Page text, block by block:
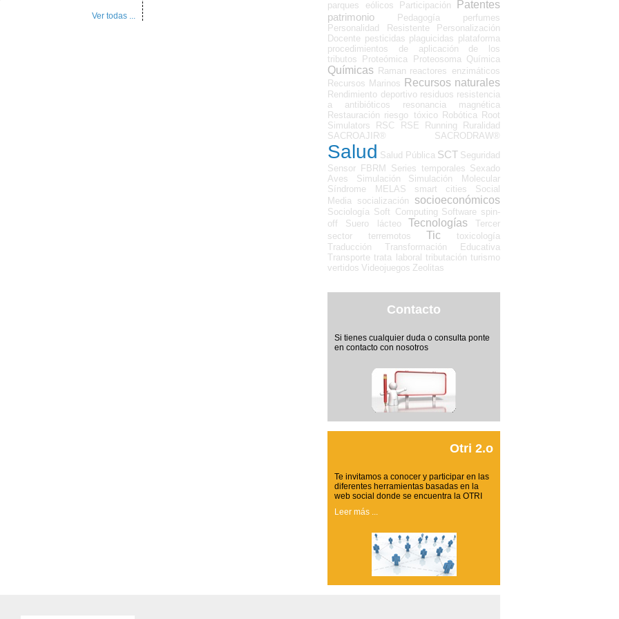
Ver todas ...
parques eólicos
Participación
Patentes
patrimonio
Pedagogía
perfumes
Personalidad Resistente
Personalización
Docente pesticidas plaguicidas plataforma
procedimientos de aplicación de los
tributos
Proteómica Proteosoma Química
Químicas Raman reactores enzimáticos
Recursos Marinos Recursos naturales
Rendimiento deportivo residuos resistencia
a antibióticos
resonancia magnética
Restauración riesgo tóxico Robótica Root
Simulators
RSC RSE Running
Ruralidad
SACROAJIR®
SACRODRAW®
Salud Salud Pública SCT Seguridad
Sensor FBRM
Series temporales Sexado
Aves
Simulación
Simulación Molecular
Síndrome MELAS
smart cities
Social
Media socialización socioeconómicos
Sociología Soft Computing Software spin-
off
Suero lácteo Tecnologías
Tercer
sector
terremotos Tic
toxicología
Traducción
Transformación Educativa
Transporte trata laboral tributación turismo
vertidos Videojuegos Zeolitas
Contacto
Si tienes cualquier duda o consulta ponte
en contacto con nosotros
Otri 2.o
Te invitamos a conocer y participar en las
diferentes herramientas basadas en la
web social donde se encuentra la OTRI
Leer más ...